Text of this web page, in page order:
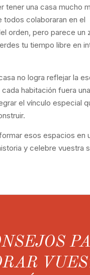
tener una casa mucho
todos colaboraran en el
orden, pero parece un
tu tiempo libre en
no logra reflejar la
habitación fuera
el vínculo especial
esos espacios en
y celebre vuestra